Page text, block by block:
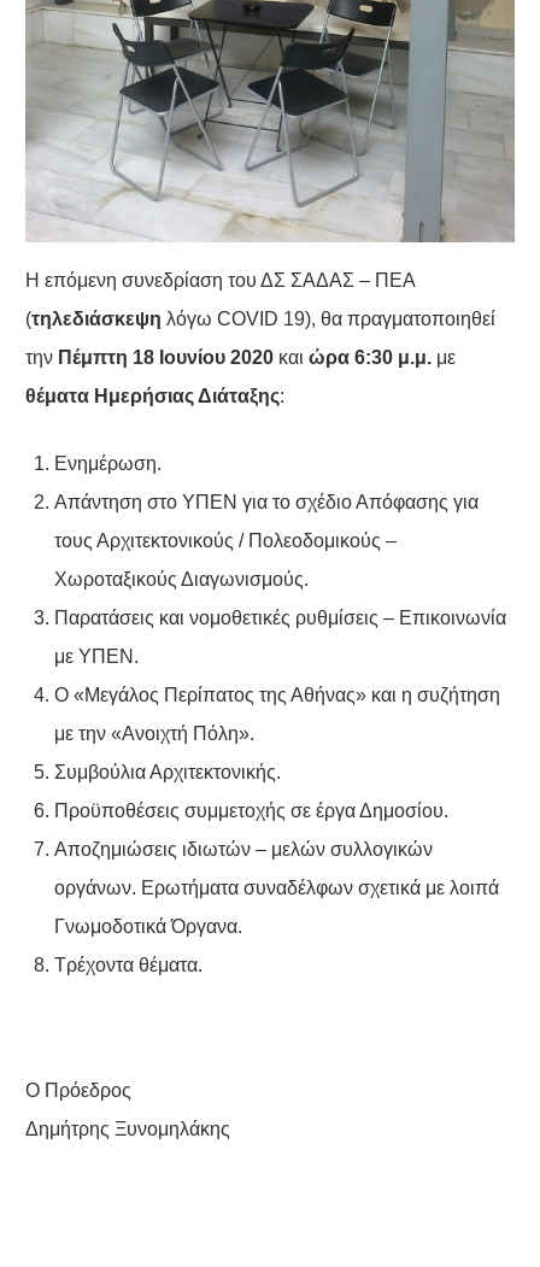
H επόμενη συνεδρίαση του ΔΣ ΣΑΔΑΣ – ΠΕΑ
(τηλεδιάσκεψη λόγω COVID 19), θα πραγματοποιηθεί
την Πέμπτη 18 Ιουνίου 2020 και ώρα 6:30 μ.μ. με
θέματα Ημερήσιας Διάταξης:
Ενημέρωση.
Απάντηση στο ΥΠΕΝ για το σχέδιο Απόφασης για
τους Αρχιτεκτονικούς / Πολεοδομικούς –
Χωροταξικούς Διαγωνισμούς.
Παρατάσεις και νομοθετικές ρυθμίσεις – Επικοινωνία
με ΥΠΕΝ.
Ο «Μεγάλος Περίπατος της Αθήνας» και η συζήτηση
με την «Ανοιχτή Πόλη».
Συμβούλια Αρχιτεκτονικής.
Προϋποθέσεις συμμετοχής σε έργα Δημοσίου.
Αποζημιώσεις ιδιωτών – μελών συλλογικών
οργάνων. Ερωτήματα συναδέλφων σχετικά με λοιπά
Γνωμοδοτικά Όργανα.
Τρέχοντα θέματα.
Ο Πρόεδρος
Δημήτρης Ξυνομηλάκης